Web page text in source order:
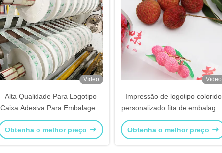
Vídeo
Alta Qualidade Para Logotipo
Caixa Adesiva Para Embalagem
E Selo Preço de Fábrica
Obtenha o melhor preço
Vídeo
Impressão de logotipo colorido
personalizado fita de embalagem
forte reforçada
Obtenha o melhor preço